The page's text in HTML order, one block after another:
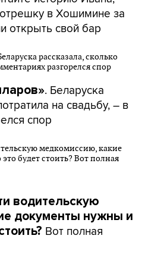
в Хошимине за
открыть свой бар
. Беларуска
на свадьбу, – в
спор
водительскую
документы нужны и
Вот полная